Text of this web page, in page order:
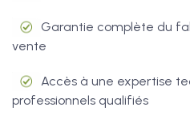
Garantie complète du
vente
Accès à une expertise
professionnels qualifiés